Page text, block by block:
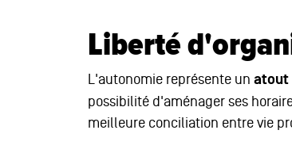
Liberté
L'autonomie représente un atout
possibilité d'aménager ses
meilleure conciliation entre vie